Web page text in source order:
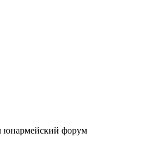
юнармейский форум